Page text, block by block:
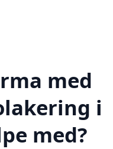
med
i
med?